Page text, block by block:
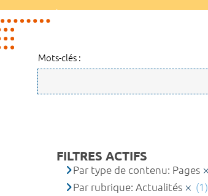
Mots-clés :
FILTRES ACTIFS
Par type de contenu: Pages
Par rubrique: Actualités
(1)